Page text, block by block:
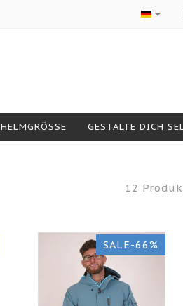
HELMGRÖSSE GESTALTE DICH
12
SALE-66%